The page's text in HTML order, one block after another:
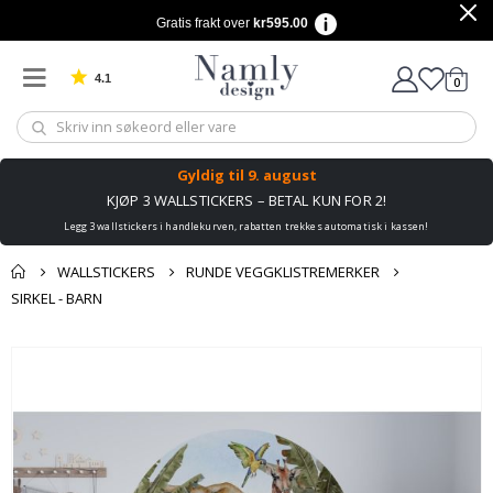
Gratis frakt over kr595.00
4.1 Basert på 1025 stemmer 0varer
Gyldig til 9. august
KJØP 3 WALLSTICKERS – BETAL KUN FOR 2!
Legg 3 wallstickers i handlekurven, rabatten trekkes automatisk i kassen!
WALLSTICKERS
RUNDE VEGGKLISTREMERKER
SIRKEL - BARN
av
bildegalleri